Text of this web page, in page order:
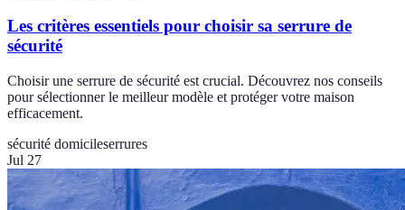
Les critères essentiels pour choisir sa serrure de
sécurité
Choisir une serrure de sécurité est crucial. Découvrez nos conseils
pour sélectionner le meilleur modèle et protéger votre maison
efficacement.
sécurité domicileserrures
Jul 27